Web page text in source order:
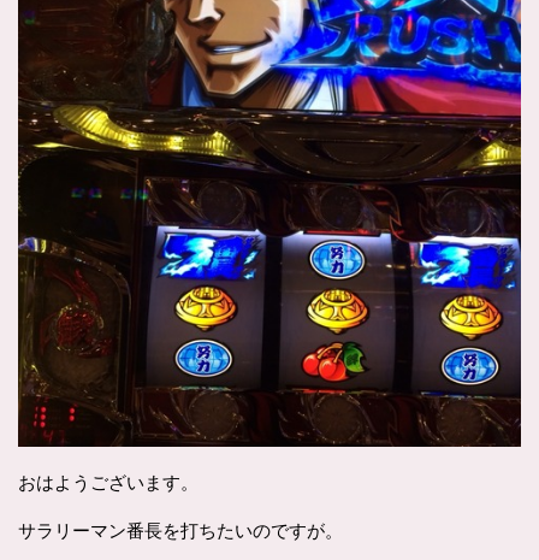
おはようございます。
サラリーマン番長を打ちたいのですが。